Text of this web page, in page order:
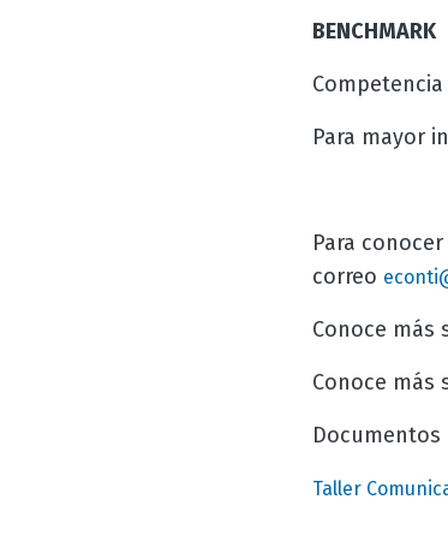
BENCHMARK
Para mayor
Para
correo
Conoce más
Conoce más
Taller